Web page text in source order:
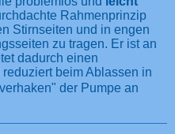
Rahmenprinzip
Stirnseiten und in engen
zu tragen. Er ist an
dadurch einen
beim Ablassen in
der Pumpe an